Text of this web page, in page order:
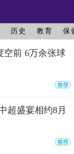
历史 教育 保
空前 6万余张球
超盛宴相约8月